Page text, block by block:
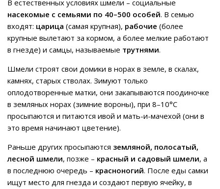
В естественных условиях шмели – социальные
насекомые с семьями по 40–500 особей. В семью
входят: царица (самая крупная), рабочие (более
крупные вылетают за кормом, а более мелкие работают
в гнезде) и самцы, называемые трутнями.
Шмели строят свои домики в норах в земле, в скалах,
камнях, старых стволах. Зимуют только
оплодотворенные матки, они закапываются поодиночке
в земляных норах (зимние вороны), при 8–10°C
просыпаются и питаются ивой и мать-и-мачехой (они в
это время начинают цветение).
Раньше других просыпаются земляной, полосатый,
лесной шмели, позже – красный и садовый шмели, а
в последнюю очередь – красноногий. После еды самки
ищут место для гнезда и создают первую ячейку, в